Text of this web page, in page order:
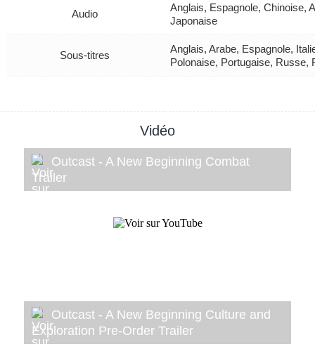
Audio
Anglais, Espagnole, Chinoise,
Japonaise
Sous-titres
Anglais, Arabe, Espagnole,
Polonaise, Portugaise, Russe,
Vidéo
Outcast - A New Beginning Combat
Trailer
Outcast - A New Beginning Culture and
Exploration Pre-Order Trailer